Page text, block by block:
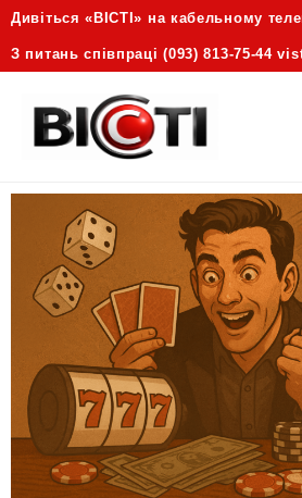
Дивіться «ВІСТІ» на кабельному
З питань співпраці (093) 813-75-44